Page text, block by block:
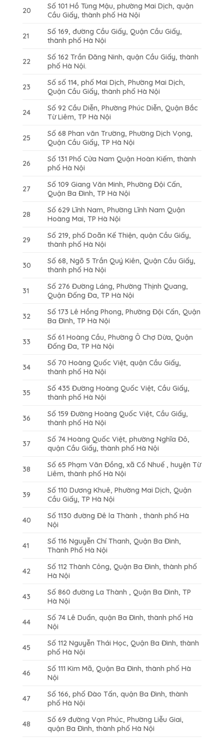
20
Số 101 Hồ Tùng Mậu, phường Mai Dịch, quận
Cầu Giấy, thành phố Hà Nội
21
Số 169, đường Cầu Giấy, Quận Cầu Giấy,
thành phố Hà Nội
22
Số 162 Trần Đăng Ninh, quận Cầu Giấy, thành
phố Hà Nội.
23
Số số 114, phố Mai Dịch, Phường Mai Dịch,
Quận Cầu Giấy, thành phố Hà Nội
24
Số 92 Cầu Diễn, Phường Phúc Diễn, Quận Bắc
Từ Liêm, TP Hà Nội
25
Số 68 Phan văn Trường, Phường Dịch Vọng,
Quận Cầu Giấy, TP Hà Nội
26
Số 131 Phố Cửa Nam Quận Hoàn Kiếm, thành
phố Hà Nội
27
Số 109 Giang Văn Minh, Phường Đội Cấn,
Quận Ba Đình, TP Hà Nội
28
Số 629 Lĩnh Nam, Phường Lĩnh Nam Quận
Hoàng Mai, TP Hà Nội
29
Số 219, phố Doãn Kế Thiện, quận Cầu Giấy,
thành phố Hà Nội
30
Số 68, Ngõ 5 Trần Quý Kiên, Quận Cầu Giấy,
thành phố Hà Nội
31
Số 276 Đường Láng, Phường Thịnh Quang,
Quận Đống Đa, TP Hà Nội
32
Số 173 Lê Hồng Phong, Phường Đội Cấn, Quận
Ba Đình, TP Hà Nội
33
Số 61 Hoàng Cầu, Phường Ô Chợ Dừa, Quận
Đống Đa, TP Hà Nội
34
Số 70 Hoàng Quốc Việt, quận Cầu Giấy,
thành phố Hà Nội
35
Số 435 Đường Hoàng Quốc Việt, Cầu Giấy,
thành phố Hà Nội
36
Số 159 Đường Hoàng Quốc Việt, Cầu Giấy,
thành phố Hà Nội
37
Số 74 Hoàng Quốc Việt, phường Nghĩa Đô,
quận Cầu Giấy, thành phố Hà Nội
38
Số 65 Phạm Văn Đồng, xã Cổ Nhuế , huyện Từ
Liêm, thành phố Hà Nội
39
Số 110 Dương Khuê, Phường Mai Dịch, Quận
Cầu Giấy, TP Hà Nội
40
Số 1130 đường Đê la Thành , thành phố Hà
Nội
41
Số 116 Nguyễn Chí Thanh, Quận Ba Đình,
Thành Phố Hà Nội
42
Số 112 Thành Công, Quận Ba Đình, thành phố
Hà Nội
43
Số 860 đường La Thành , Quận Ba Đình, TP
Hà Nội
44
Số 74 Lê Duẩn, quận Ba Đình, thành phố Hà
Nội
45
Số 112 Nguyễn Thái Học, Quận Ba Đình, thành
phố Hà Nội
46
Số 111 Kim Mã, Quận Ba Đình, thành phố Hà
Nội
47
Số 166, phố Đào Tấn, quận Ba Đình, thành
phố Hà Nội
48
Số 69 đường Vạn Phúc, Phường Liễu Giai,
quận Ba Đình, thành phố Hà Nội